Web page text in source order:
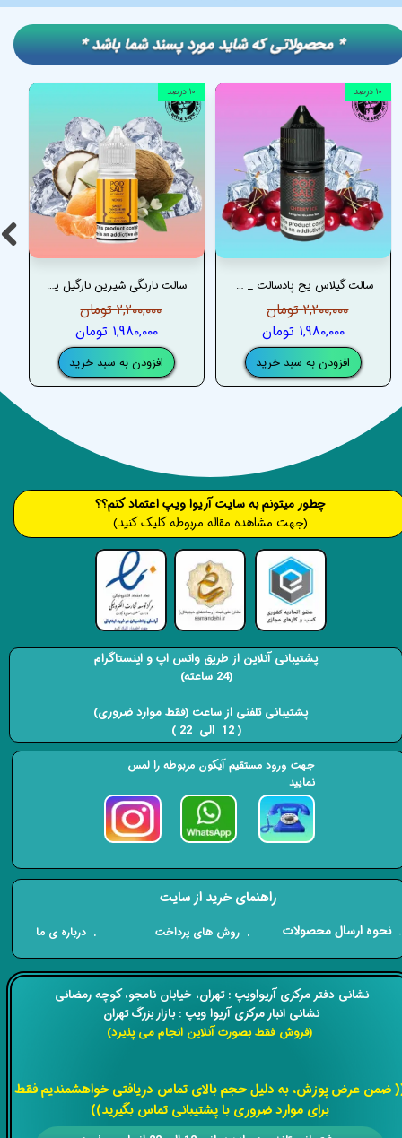
سالت نارنگی شیرین نارگیل یخ پادسالت _ PODSALT SWEET TANGERINE COCONUT ICE NEXUS SALT
۲,۲۰۰,۰۰۰ تومان
۱,۹۸۰,۰۰۰ تومان
افزودن به سبد خرید
۱۰ درصد
سالت گیلاس یخ پادسالت _ PODSALT GRAPE ICE SALT
۲,۲۰۰,۰۰۰ تومان
۱,۹۸۰,۰۰۰ تومان
افزودن به سبد خرید
۱۰ درصد
​​* محصولاتی که شاید مورد پسند شما باشد *
​​نشانی دفتر مرکزی آریواویپ : تهران، خیابان نامجو،کوچه رمضانی
نشانی انبار مرکزی آریوا ویپ : بازار بزرگ تهران
(فروش فقط بصورت آنلاین انجام می پذیرد)
ضمن عرض پوزش، به دلیل حجم بالای تماس دریافتی خواهشمندیم فقط
برای موارد ضروری با پشتیبانی تماس بگیرید))
​​​چطور میتونم به سایت آریوا ویپ اعتماد کنم؟؟
(جهت مشاهده مقاله مربوطه کلیک کنید)
راهنمای خرید از سایت
​. نحوه ارسال محصولات . روش های پرداخت . درباره ی ما
پشتیبانی آنلاین از طریق واتس اپ و اینستاگرام
(24 ساعته)
​​​​​​​ پشتیبانی تلفنی از ساعت (فقط موارد ضروری)
( 12 الی 22 ) ​​​​​​​
جهت ورود مستقیم آیکون مربوطه را لمس
نمایید